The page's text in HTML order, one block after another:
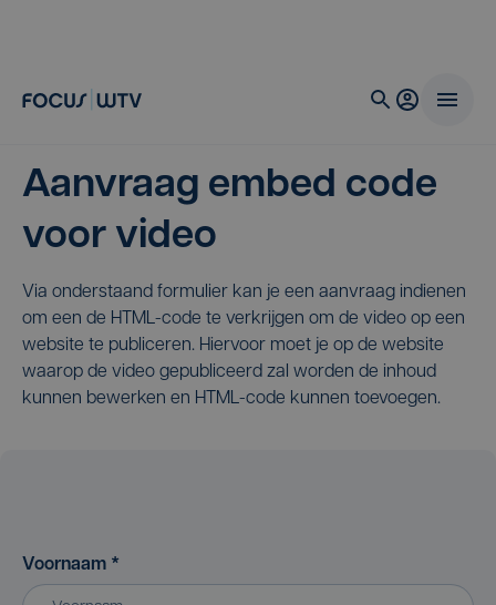
Aanvraag embed code
voor video
Via onderstaand formulier kan je een aanvraag indienen
om een de HTML-code te verkrijgen om de video op een
website te publiceren. Hiervoor moet je op de website
waarop de video gepubliceerd zal worden de inhoud
kunnen bewerken en HTML-code kunnen toevoegen.
Voornaam *